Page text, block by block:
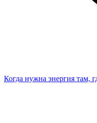
Когда нужна энергия там,